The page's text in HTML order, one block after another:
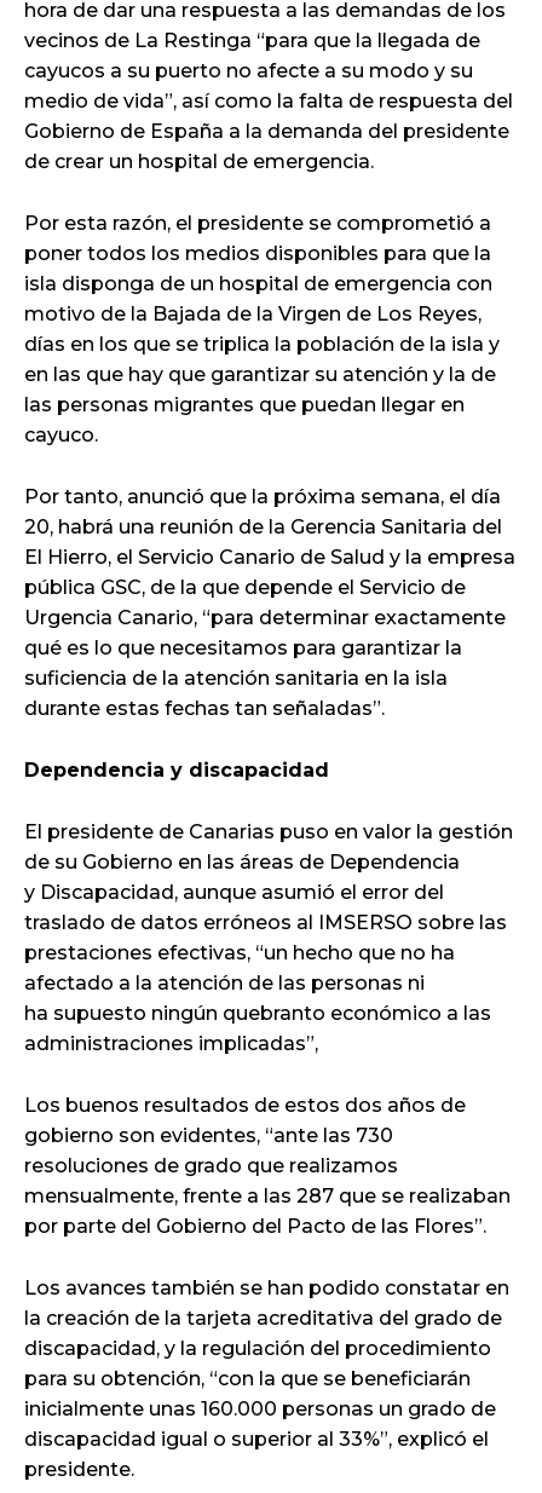
hora de dar una respuesta a las demandas de los
vecinos de La Restinga “para que la llegada de
cayucos a su puerto no afecte a su modo y su
medio de vida”, así como la falta de respuesta del
Gobierno de España a la demanda del presidente
de crear un hospital de emergencia.
Por esta razón, el presidente se comprometió a
poner todos los medios disponibles para que la
isla disponga de un hospital de emergencia con
motivo de la Bajada de la Virgen de Los Reyes,
días en los que se triplica la población de la isla y
en las que hay que garantizar su atención y la de
las personas migrantes que puedan llegar en
cayuco.
Por tanto, anunció que la próxima semana, el día
20, habrá una reunión de la Gerencia Sanitaria del
El Hierro, el Servicio Canario de Salud y la empresa
pública GSC, de la que depende el Servicio de
Urgencia Canario, “para determinar exactamente
qué es lo que necesitamos para garantizar la
suficiencia de la atención sanitaria en la isla
durante estas fechas tan señaladas”.
Dependencia y discapacidad
El presidente de Canarias puso en valor la gestión
de su Gobierno en las áreas de Dependencia
y Discapacidad, aunque asumió el error del
traslado de datos erróneos al IMSERSO sobre las
prestaciones efectivas, “un hecho que no ha
afectado a la atención de las personas ni
ha supuesto ningún quebranto económico a las
administraciones implicadas”,
Los buenos resultados de estos dos años de
gobierno son evidentes, “ante las 730
resoluciones de grado que realizamos
mensualmente, frente a las 287 que se realizaban
por parte del Gobierno del Pacto de las Flores”.
Los avances también se han podido constatar en
la creación de la tarjeta acreditativa del grado de
discapacidad, y la regulación del procedimiento
para su obtención, “con la que se beneficiarán
inicialmente unas 160.000 personas un grado de
discapacidad igual o superior al 33%”, explicó el
presidente.